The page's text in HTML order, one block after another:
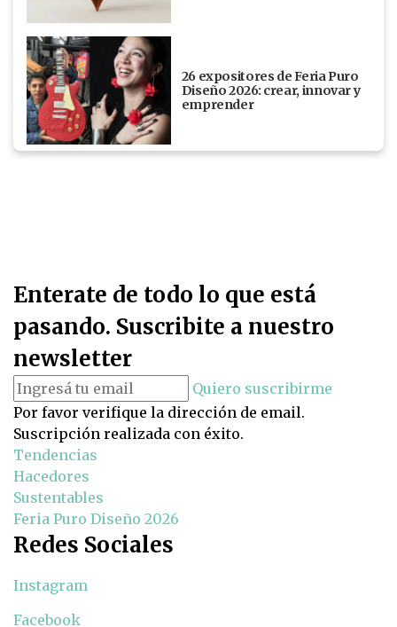
26 expositores de Feria Puro
Diseño 2026: crear, innovar y
emprender
Enterate de todo lo que está
pasando. Suscribite a nuestro
newsletter
Quiero suscribirme
Por favor verifique la dirección de email.
Suscripción realizada con éxito.
Tendencias
Hacedores
Sustentables
Feria Puro Diseño 2026
Redes Sociales
Instagram
Facebook